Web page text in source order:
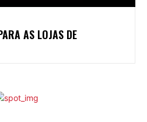
AS LOJAS DE